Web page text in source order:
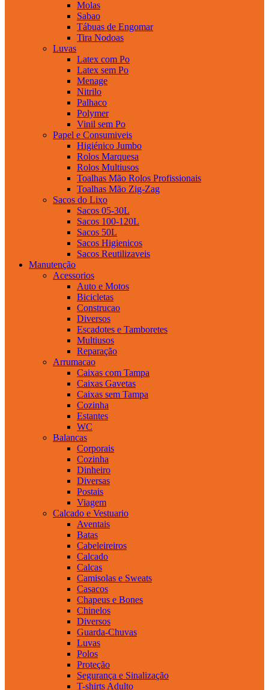
Molas
Sabao
Tábuas de Engomar
Tira Nodoas
Luvas
Latex com Po
Latex sem Po
Menage
Nitrilo
Palhaco
Polymer
Vinil sem Po
Papel e Consumiveis
Higiénico Jumbo
Rolos Marquesa
Rolos Multiusos
Toalhas Mão Rolos Profissionais
Toalhas Mão Zig-Zag
Sacos do Lixo
Sacos 05-30L
Sacos 100-120L
Sacos 50L
Sacos Higienicos
Sacos Reutilizaveis
Manutenção
Acessorios
Auto e Motos
Bicicletas
Construcao
Diversos
Escadotes e Tamboretes
Multiusos
Reparação
Arrumacao
Caixas com Tampa
Caixas Gavetas
Caixas sem Tampa
Cozinha
Estantes
WC
Balancas
Corporais
Cozinha
Dinheiro
Diversas
Postais
Viagem
Calcado e Vestuario
Aventais
Batas
Cabeleireiros
Calcado
Calcas
Camisolas e Sweats
Casacos
Chapeus e Bones
Chinelos
Diversos
Guarda-Chuvas
Luvas
Polos
Proteção
Segurança e Sinalização
T-shirts Adulto